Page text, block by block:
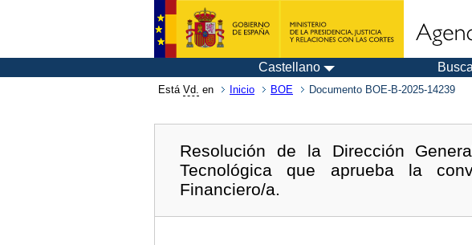
Castellano
Está Vd. en Inicio BOE Documento BOE-B-2025-14239
Resolución de la Dirección
Tecnológica que aprueba la
Financiero/a.